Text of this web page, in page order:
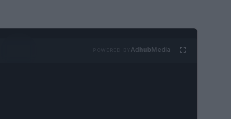
AdhubMedia